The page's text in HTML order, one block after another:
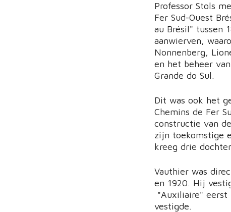
Professor Stols
Fer Sud-Ouest
au Brésil" tussen
aanwierven,
Nonnenberg,
en het beheer
Grande do Sul.
Dit was ook het
Chemins de Fer
constructie van
zijn toekomstige
kreeg drie
Vauthier was
en 1920. Hij
"Auxiliaire" eerst
vestigde.